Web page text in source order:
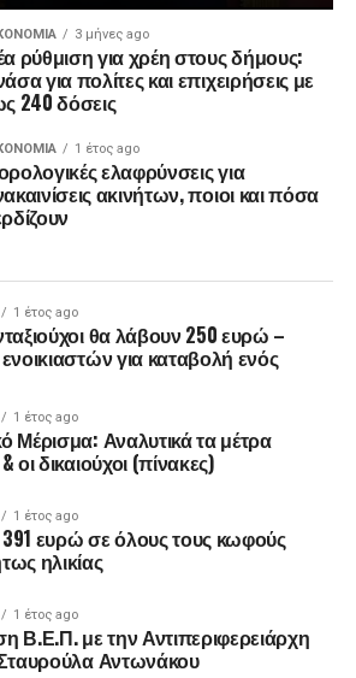
3 μήνες ago
ρύθμιση για χρέη στους δήμους:
για πολίτες και επιχειρήσεις με
240 δόσεις
1 έτος ago
ελαφρύνσεις για
ακινήτων, ποιοι και πόσα
1 έτος ago
θα λάβουν 250 ευρώ –
για καταβολή ενός
1 έτος ago
Μέρισμα: Αναλυτικά τα μέτρα
οι δικαιούχοι (πίνακες)
1 έτος ago
ευρώ σε όλους τους κωφούς
ηλικίας
1 έτος ago
Β.Ε.Π. με την Αντιπεριφερειάρχη
Αντωνάκου